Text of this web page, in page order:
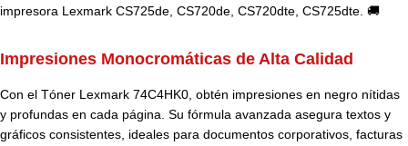
impresora Lexmark CS725de, CS720de, CS720dte, CS725dte. 🚚
Impresiones Monocromáticas de Alta Calidad
Con el Tóner Lexmark 74C4HK0, obtén impresiones en negro nítidas
y profundas en cada página. Su fórmula avanzada asegura textos y
gráficos consistentes, ideales para documentos corporativos, facturas